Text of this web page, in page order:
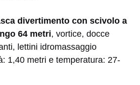
divertimento con scivolo a
64 metri, vortice, docce
lettini idromassaggio
1,40 metri e temperatura: 27-